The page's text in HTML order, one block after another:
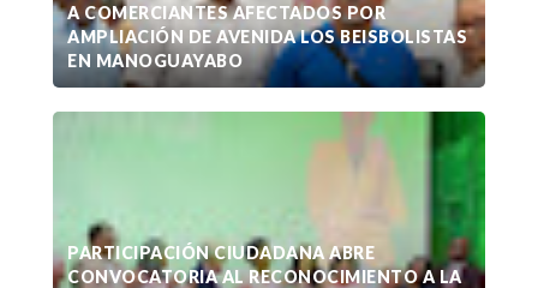
A COMERCIANTES AFECTADOS POR
AMPLIACIÓN DE AVENIDA LOS BEISBOLISTAS
EN MANOGUAYABO
PARTICIPACIÓN CIUDADANA ABRE
CONVOCATORIA AL RECONOCIMIENTO A LA